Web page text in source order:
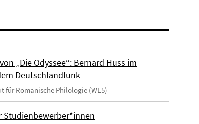
„Die Odyssee“: Bernard Huss im
Deutschlandfunk
für Romanische Philologie (WE5)
Studienbewerber*innen